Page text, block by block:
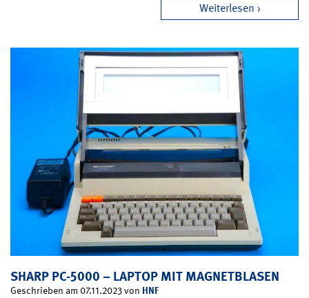
Weiterlesen
SHARP PC-5000 – LAPTOP MIT MAGNETBLASEN
Geschrieben am 07.11.2023 von HNF